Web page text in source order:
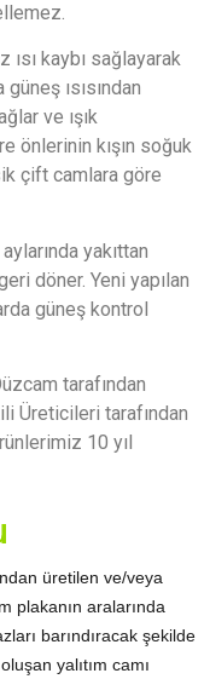
ısı kaybı sağlayarak
güneş ısısından
ve ışık
önlerinin kışın soğuk
çift camlara göre
yakıttan
döner. Yeni yapılan
güneş kontrol
tarafından
Üreticileri tarafından
10 yıl
üretilen ve/veya
plakanın aralarında
barındıracak şekilde
yalıtım camı